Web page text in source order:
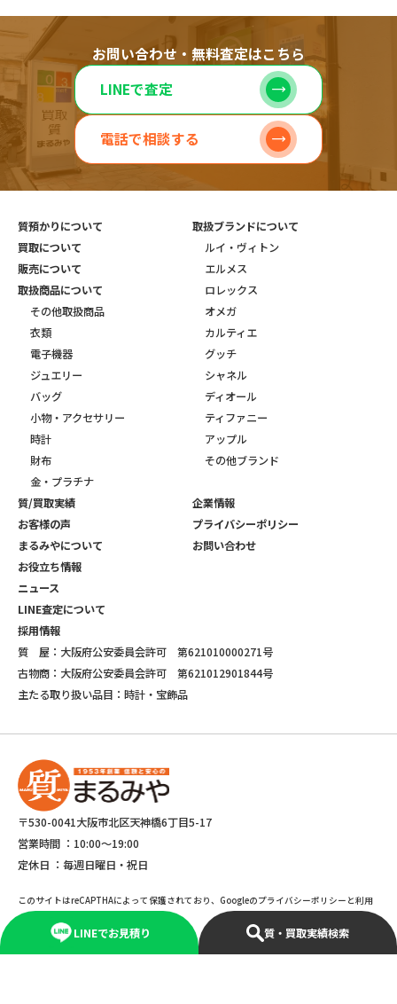
お問い合わせ・無料査定はこちら
LINEで査定
電話で相談する
LINEでお見積り 質・買取実績検索
質預かりについて
買取について
販売について
取扱商品について
その他取扱商品
衣類
電子機器
ジュエリー
バッグ
小物・アクセサリー
時計
財布
金・プラチナ
取扱ブランドについて
ルイ・ヴィトン
エルメス
ロレックス
オメガ
カルティエ
グッチ
シャネル
ディオール
ティファニー
アップル
その他ブランド
質/買取実績
お客様の声
まるみやについて
お役立ち情報
ニュース
LINE査定について
採用情報
企業情報
プライバシーポリシー
お問い合わせ
質 屋：大阪府公安委員会許可 第621010000271号
古物商：大阪府公安委員会許可 第621012901844号
主たる取り扱い品目：時計・宝飾品
〒530-0041大阪市北区天神橋6丁目5-17
営業時間 ： 10:00～19:00
定休日 ： 毎週日曜日・祝日
このサイトはreCAPTHAによって保護されており、Googleのプライバシーポリシーと利用
規約が適応されます。